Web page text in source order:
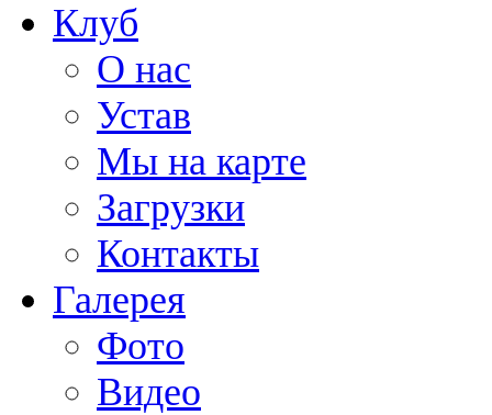
Клуб
О нас
Устав
Мы на карте
Загрузки
Контакты
Галерея
Фото
Видео